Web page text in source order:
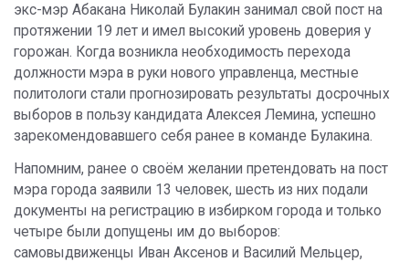
экс-мэр Абакана Николай Булакин занимал свой пост на
протяжении 19 лет и имел высокий уровень доверия у
горожан. Когда возникла необходимость перехода
должности мэра в руки нового управленца, местные
политологи стали прогнозировать результаты досрочных
выборов в пользу кандидата Алексея Лемина, успешно
зарекомендовавшего себя ранее в команде Булакина.
Напомним, ранее о своём желании претендовать на пост
мэра города заявили 13 человек, шесть из них подали
документы на регистрацию в избирком города и только
четыре были допущены им до выборов:
самовыдвиженцы Иван Аксенов и Василий Мельцер,